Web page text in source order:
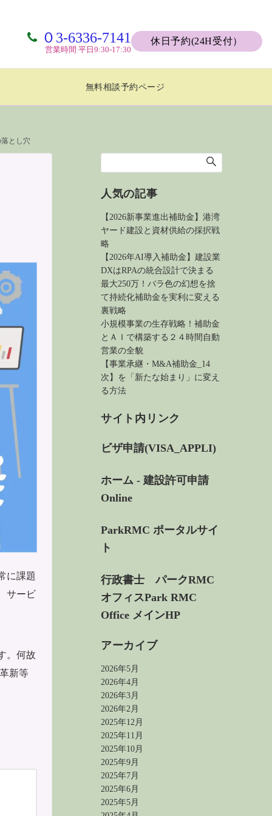
０3-6336-7141
営業時間 平日9:30-17:30
休日予約(24H受付）
無料相談予約ページ
とし穴
に課題
サービ
。何故
新等
人気の記事
【2026新事業進出補助金】港湾
ヤード建設と資材供給の採択戦
略
【2026年AI導入補助金】建設業
DXはRPAの統合設計で決まる
最大250万！バラ色の幻想を捨
て持続化補助金を実利に変える
裏戦略
小規模事業の生存戦略！補助金
とＡＩで構築する２４時間自動
営業の全貌
【事業承継・M&A補助金_14
次】を「新たな始まり」に変え
る方法
サイト内リンク
ビザ申請(VISA_APPLI)
ホーム - 建設許可申請
Online
ParkRMC ポータルサイ
ト
行政書士 パークRMC
オフィスPark RMC
Office メインHP
アーカイブ
2026年5月
2026年4月
2026年3月
2026年2月
2025年12月
2025年11月
2025年10月
2025年9月
2025年7月
2025年6月
2025年5月